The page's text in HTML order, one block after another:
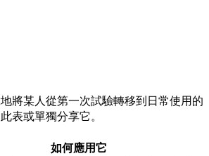
將某人從第一次試驗轉移到日常使用的
表或單獨分享它。
如何應用它